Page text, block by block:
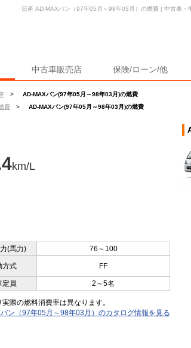
中古車販売店 保険/ローン/他
>
AD-MAXバン(97年05月～98年03月)の燃費
費 > AD-MAXバン(97年05月～98年03月)の燃費
日産 AD-MAXバン（97年05月～98年03月）の燃費 | 中古車・
km/L
(馬力)
76～100
方式 FF
定員 2～5名
際の燃料消費率は異なります。
ン（97年05月～98年03月）のカタログ情報を見る